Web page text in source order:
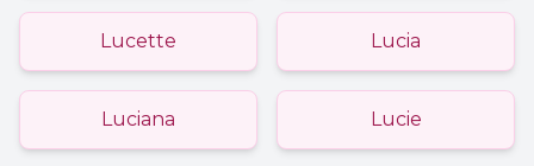
Lucette Lucia
Luciana Lucie